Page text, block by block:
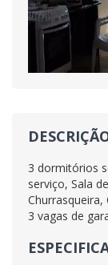
3 dormitórios
serviço, Sala
Churrasqueira,
3 vagas de